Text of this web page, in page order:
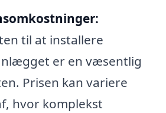
til at installere
er en væsentlig
Prisen kan variere
hvor komplekst